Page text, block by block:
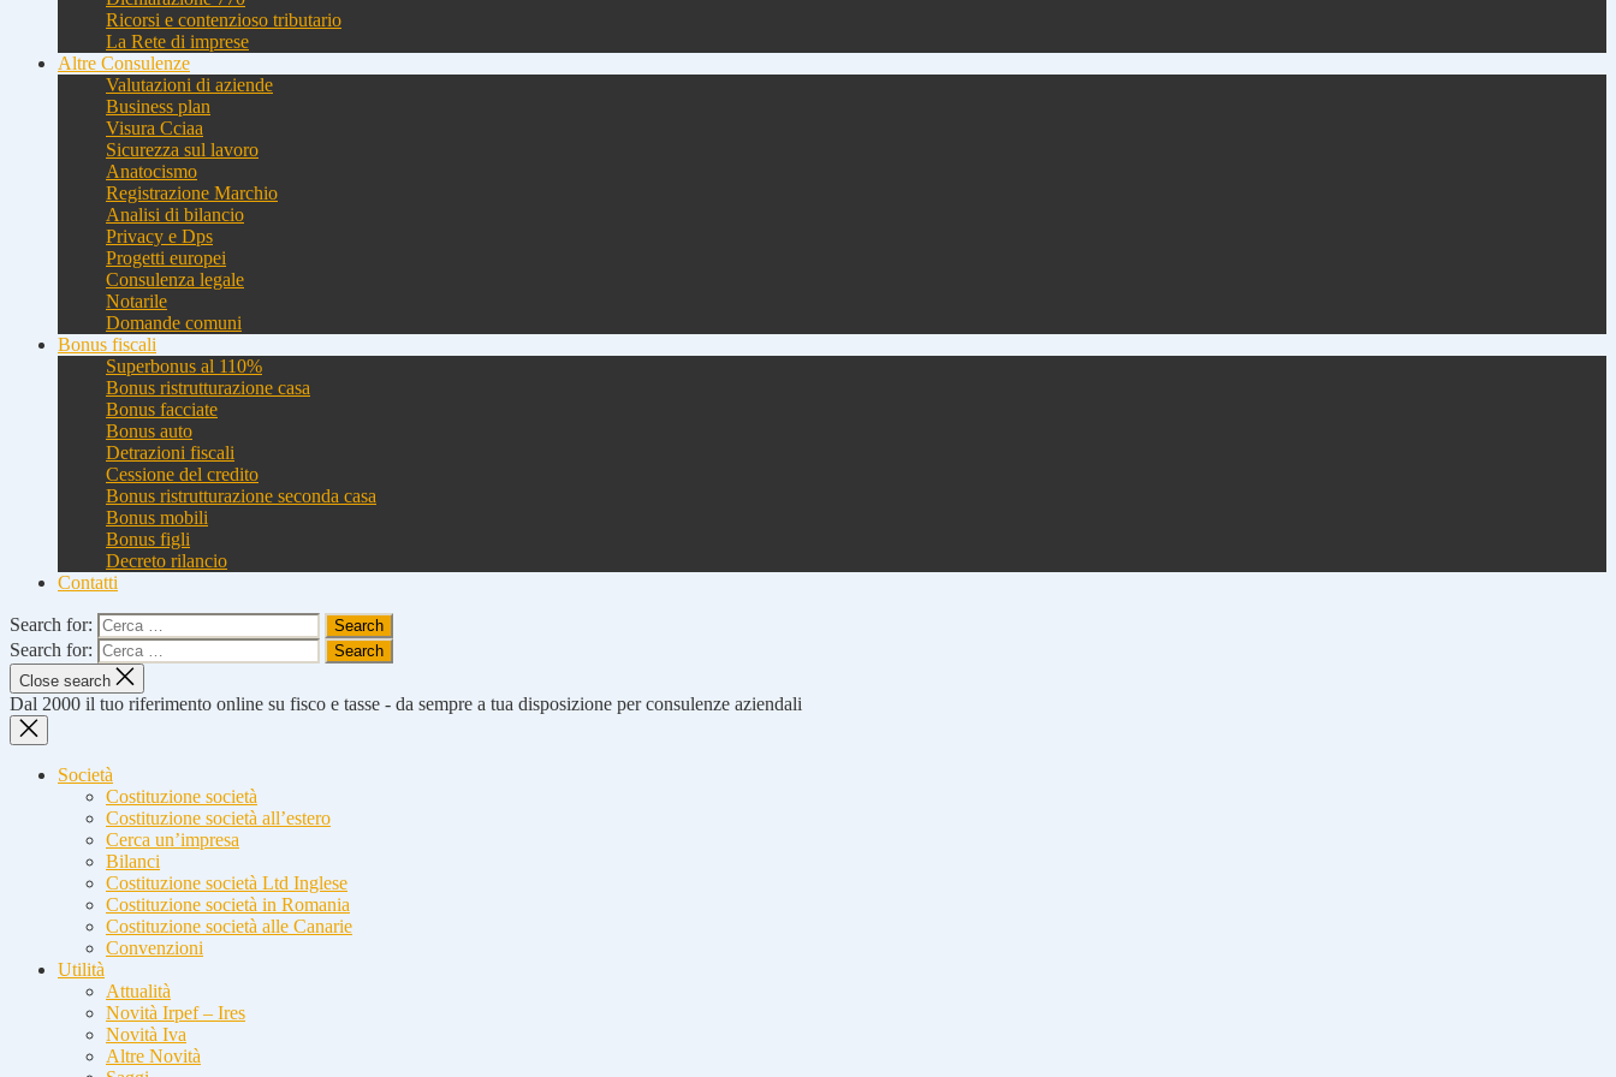
Ricorsi e contenzioso tributario
La Rete di imprese
Altre Consulenze
Valutazioni di aziende
Business plan
Visura Cciaa
Sicurezza sul lavoro
Anatocismo
Registrazione Marchio
Analisi di bilancio
Privacy e Dps
Progetti europei
Consulenza legale
Notarile
Domande comuni
Bonus fiscali
Superbonus al 110%
Bonus ristrutturazione casa
Bonus facciate
Bonus auto
Detrazioni fiscali
Cessione del credito
Bonus ristrutturazione seconda casa
Bonus mobili
Bonus figli
Decreto rilancio
Contatti
Search for:
Search for:
Close search
Dal 2000 il tuo riferimento online su fisco e tasse - da sempre a tua disposizione per consulenze aziendali
Società
Costituzione società
Costituzione società all’estero
Cerca un’impresa
Bilanci
Costituzione società Ltd Inglese
Costituzione società in Romania
Costituzione società alle Canarie
Convenzioni
Utilità
Attualità
Novità Irpef – Ires
Novità Iva
Altre Novità